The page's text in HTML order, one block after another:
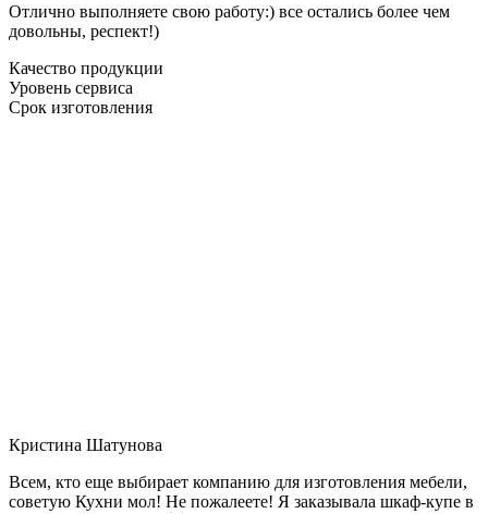
Отлично выполняете свою работу:) все остались более чем
довольны, респект!)
Качество продукции
Уровень сервиса
Срок изготовления
Кристина Шатунова
Всем, кто еще выбирает компанию для изготовления мебели,
советую Кухни мол! Не пожалеете! Я заказывала шкаф-купе в